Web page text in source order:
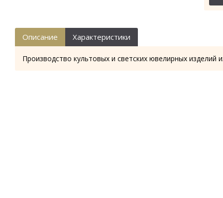
Описание Характеристики
Производство культовых и светских ювелирных изделий